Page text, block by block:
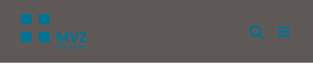
Zum
Inhalt